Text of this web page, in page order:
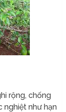
rộng, chống
nghiệt như hạn